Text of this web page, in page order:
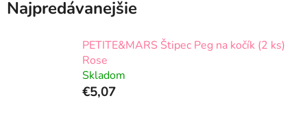
Najpredávanejšie
PETITE&MARS Štipec Peg na kočík (2 ks)
Rose
Skladom
€5,07